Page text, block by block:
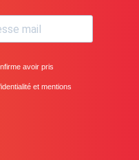
avoir pris
et mentions